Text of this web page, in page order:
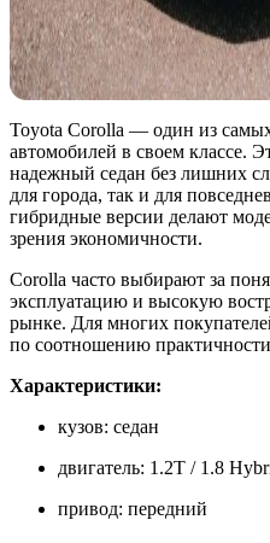
Toyota Corolla — один из
автомобилей в своем классе.
надежный седан без лишних
для города, так и для
гибридные версии делают
зрения экономичности.
Corolla часто выбирают за
эксплуатацию и высокую
рынке. Для многих
по соотношению
Характеристики:
кузов: седан
двигатель: 1.2T / 1.8
привод: передний